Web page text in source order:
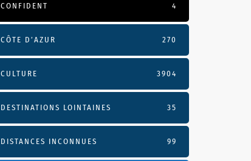
CONFIDENT 4
CÔTE D’AZUR 270
CULTURE 3904
DESTINATIONS LOINTAINES 35
DISTANCES INCONNUES 99